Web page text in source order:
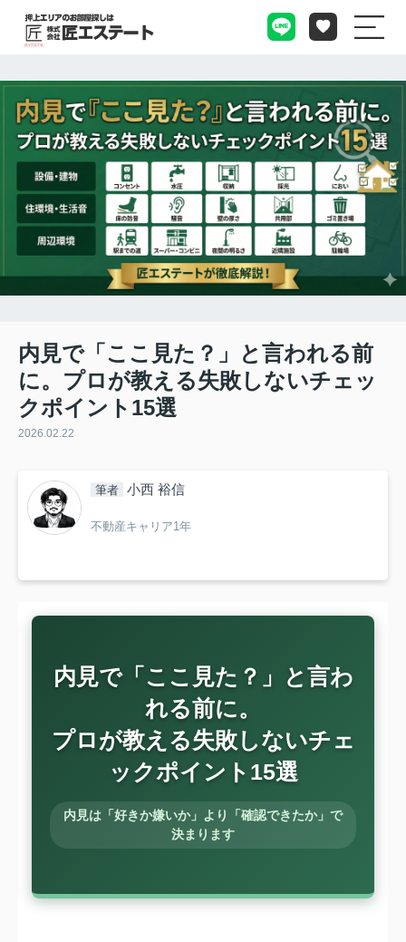
内見で「ここ見た？」と言われる前
に。プロが教える失敗しないチェッ
クポイント15選
2026.02.22
筆者 小西 裕信
不動産キャリア1年
内見で「ここ見た？」と言わ
れる前に。
プロが教える失敗しないチェ
ックポイント15選
内見は「好きか嫌いか」より「確認できたか」で
決まります